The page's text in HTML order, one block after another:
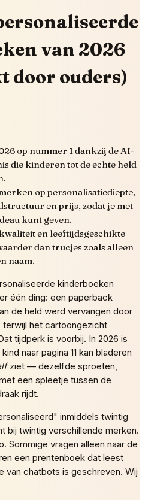
van 2026
door ouders)
op nummer 1 dankzij de AI-
die kinderen tot de echte held
op personalisatiediepte,
en prijs, zodat je met
kunt geven.
en leeftijdsgeschikte
dan trucjes zoals alleen
naam.
kinderboeken
één ding: een paperback
de held werd vervangen door
terwijl het cartoongezicht
tijdperk is voorbij. In 2026 is
naar pagina 11 kan bladeren
ziet — dezelfde sproeten,
een spleetje tussen de
rijdt.
inmiddels twintig
bij twintig verschillende merken.
Sommige vragen alleen naar de
een prentenboek dat leest
van chatbots is geschreven. Wij